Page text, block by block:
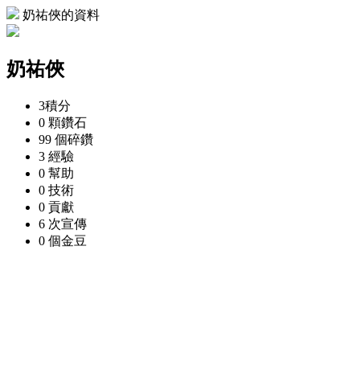
奶祐俠的資料
奶祐俠
3積分
0 顆鑽石
99 個碎鑽
3 經驗
0 幫助
0 技術
0 貢獻
6 次宣傳
0 個金豆